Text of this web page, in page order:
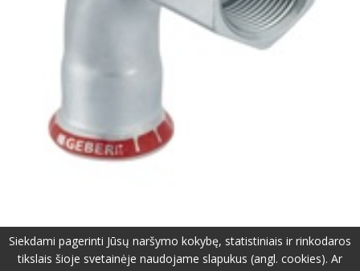
Siekdami pagerinti Jūsų naršymo kokybę, statistiniais ir rinkodaros
tikslais šioje svetainėje naudojame slapukus (angl. cookies). Ar